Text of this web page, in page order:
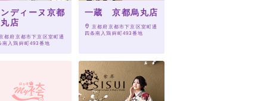
ディーヌ京都
店
都府京都市下京区室町通
南入鶏鉾町493番地
一蔵 京都烏丸店
京都府京都市下京区室町通
四条南入鶏鉾町493番地